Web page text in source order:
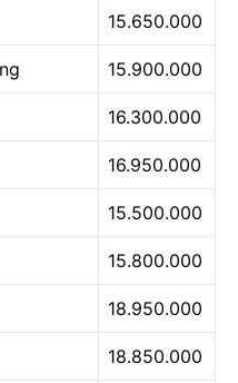
15.650.000
15.900.000
16.300.000
16.950.000
15.500.000
15.800.000
18.950.000
18.850.000